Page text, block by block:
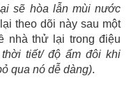
sẽ hòa lẫn mùi nước
theo dõi này sau một
nhà thử lại trong điệu
tiết/ độ ẩm đôi khi
qua nó dễ dàng).